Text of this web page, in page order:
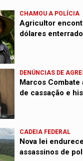
CHAMOU A POLÍCIA
Agricultor
dólares
DENÚNCIAS DE
Marcos
de cassação e
CADEIA FEDERAL
Nova lei
assassinos de